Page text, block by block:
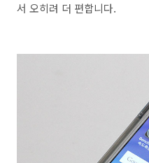
서 오히려 더 편합니다.